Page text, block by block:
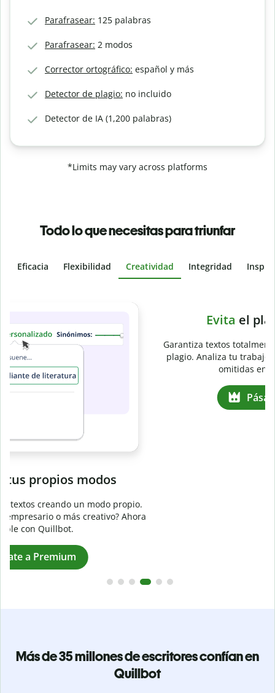
Parafrasear: 125 palabras
Parafrasear: 2 modos
Corrector ortográfico: español y más
Detector de plagio: no incluido
Detector de IA (1,200 palabras)
*Limits may vary across platforms
Todo lo que necesitas para triunfar
Eficacia Flexibilidad Creatividad Integridad
Evitael plagio accidental
Garantiza textos totalmente originales con el detector de
plagio. Analiza tu trabajo en segundos e identifica citas
Más de 35 millones de escritores confían en
Quillbot